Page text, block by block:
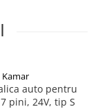
Kamar
auto pentru
pini, 24V, tip S